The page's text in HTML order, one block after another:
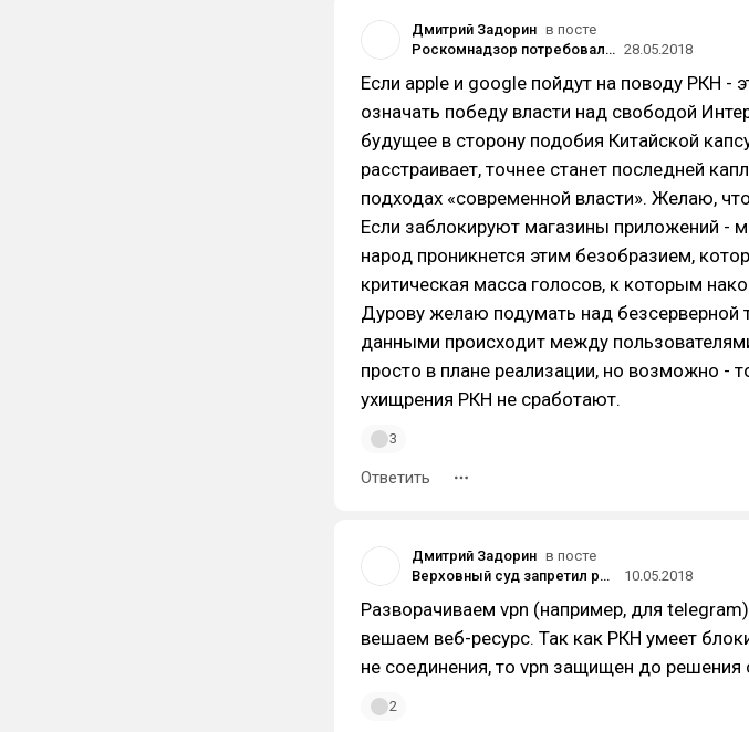
Дмитрий Задорин в посте
Роскомнадзор потребовал от Apple перестать рассылать уведомления Telegram и пригрозил неполадками в App Store 28.05.2018
Если apple и google пойдут на поводу РКН -
означать победу власти над свободой
будущее в сторону подобия Китайской
расстраивает, точнее станет последней
подходах «современной власти». Желаю,
Если заблокируют магазины приложений -
народ проникнется этим безобразием,
критическая масса голосов, к которым
Дурову желаю подумать над безсерверной
данными происходит между
просто в плане реализации, но возможно -
ухищрения РКН не сработают.
3
Ответить
Дмитрий Задорин в посте
Верховный суд запретил российским судам блокировать сайты без ведома их владельцев
10.05.2018
Разворачиваем vpn (например, для
вешаем веб-ресурс. Так как РКН умеет
не соединения, то vpn защищен до решения
2